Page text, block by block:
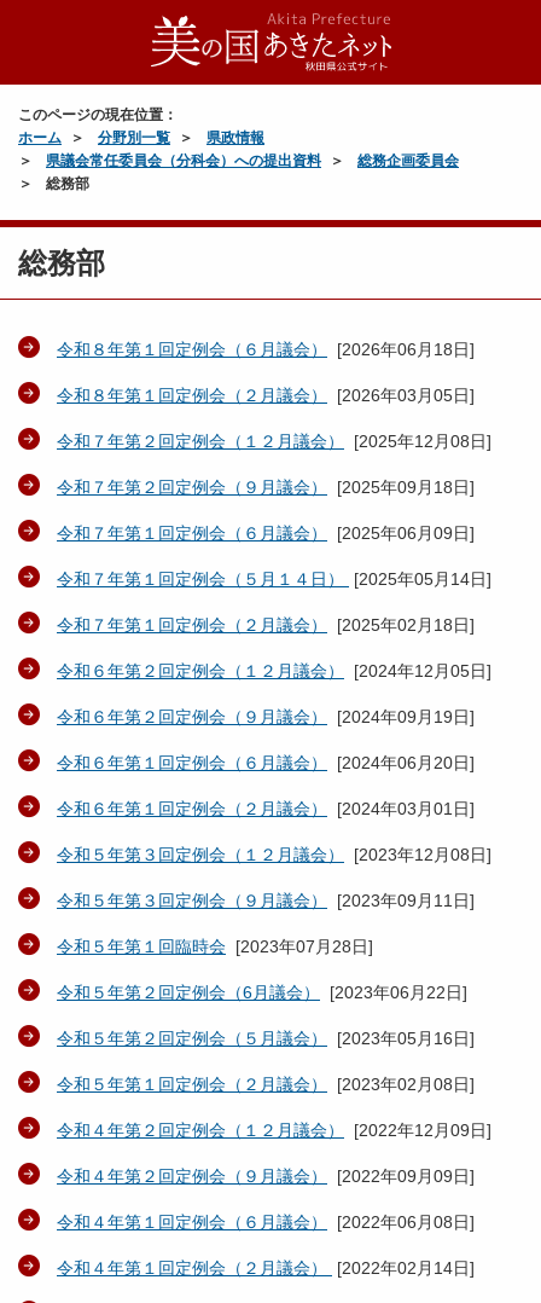
このページの現在位置：
ホーム
分野別一覧
県政情報
県議会常任委員会（分科会）への提出資料
総務企画委員会
総務部
総務部
令和８年第１回定例会（６月議会） [2026年06月18日]
令和８年第１回定例会（２月議会） [2026年03月05日]
令和７年第２回定例会（１２月議会） [2025年12月08日]
令和７年第２回定例会（９月議会） [2025年09月18日]
令和７年第１回定例会（６月議会） [2025年06月09日]
令和７年第１回定例会（５月１４日） [2025年05月14日]
令和７年第１回定例会（２月議会） [2025年02月18日]
令和６年第２回定例会（１２月議会） [2024年12月05日]
令和６年第２回定例会（９月議会） [2024年09月19日]
令和６年第１回定例会（６月議会） [2024年06月20日]
令和６年第１回定例会（２月議会） [2024年03月01日]
令和５年第３回定例会（１２月議会） [2023年12月08日]
令和５年第３回定例会（９月議会） [2023年09月11日]
令和５年第１回臨時会 [2023年07月28日]
令和５年第２回定例会（6月議会） [2023年06月22日]
令和５年第２回定例会（５月議会） [2023年05月16日]
令和５年第１回定例会（２月議会） [2023年02月08日]
令和４年第２回定例会（１２月議会） [2022年12月09日]
令和４年第２回定例会（９月議会） [2022年09月09日]
令和４年第１回定例会（６月議会） [2022年06月08日]
令和４年第１回定例会（２月議会） [2022年02月14日]